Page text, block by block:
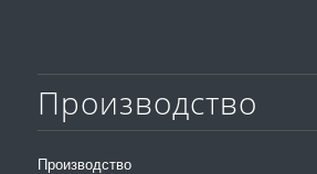
Производство
Производство